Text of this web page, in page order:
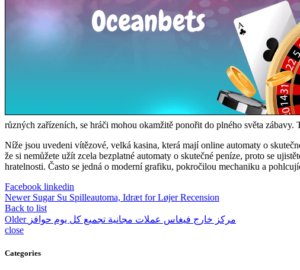
různých zařízeních, se hráči mohou okamžitě ponořit do plného světa
Níže jsou uvedeni vítězové, velká kasina, která mají online automaty o
že si nemůžete užít zcela bezplatné automaty o skutečné peníze, proto se
hratelnosti. Často se jedná o moderní grafiku, pokročilou mechaniku a
Facebook linkedin
Newer Sugar Su Spilleautoma, Idræt for Løjer Recension
Back to list
Older مركز خارج فيغاس عملات مجانية تجميع كل يوم حوافز
close
Categories